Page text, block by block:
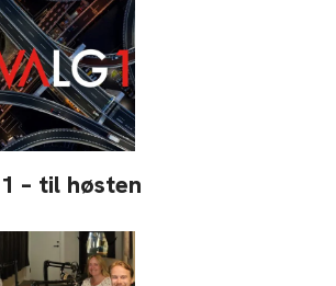
– til høsten